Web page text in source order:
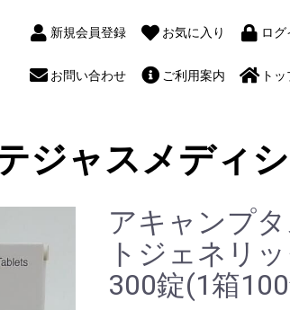
新規会員登録 お気に入り ログ
お問い合わせ ご利用案内 ト
ジャスメディ
アキャンプ
トジェネリ
300錠(1箱